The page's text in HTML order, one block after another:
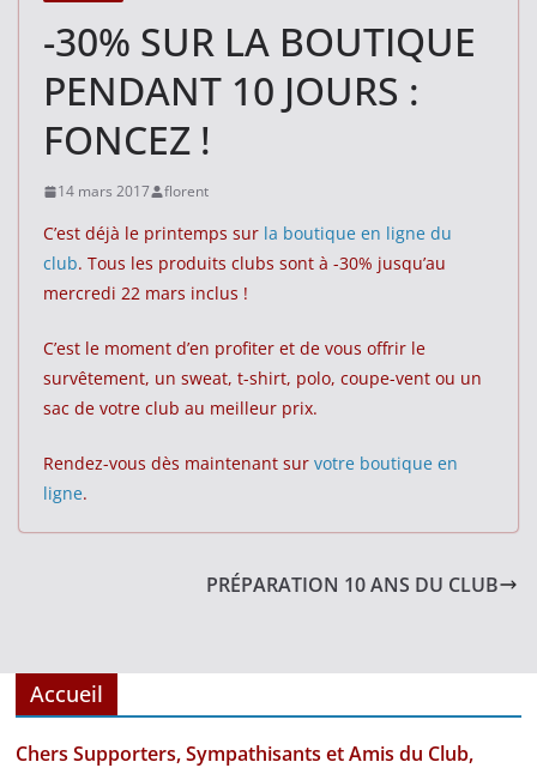
-30% SUR LA BOUTIQUE
PENDANT 10 JOURS :
FONCEZ !
14 mars 2017 florent
C’est déjà le printemps sur la boutique en ligne du
club. Tous les produits clubs sont à -30% jusqu’au
mercredi 22 mars inclus !
C’est le moment d’en profiter et de vous offrir le
survêtement, un sweat, t-shirt, polo, coupe-vent ou un
sac de votre club au meilleur prix.
Rendez-vous dès maintenant sur votre boutique en
ligne.
PRÉPARATION 10 ANS DU CLUB
Accueil
Chers Supporters, Sympathisants et Amis du Club,